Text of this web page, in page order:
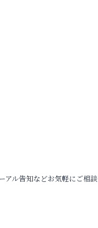
アル告知などお気軽にご相